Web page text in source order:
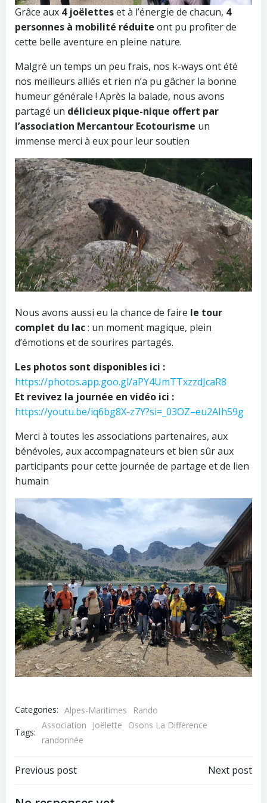
Grâce aux 4 joëletteset à l’énergie de chacun, 4
personnes à mobilité réduite ont pu profiter de
cette belle aventure en pleine nature.
Malgré un temps un peu frais, nos k-ways ont été
nos meilleurs alliés et rien n’a pu gâcher la bonne
humeur générale ! Après la balade, nous avons
partagé un délicieux pique-nique offert par
l’association Mercantour Ecotourisme un
immense merci à eux pour leur soutien
Nous avons aussi eu la chance de faire le tour
complet du lac: un moment magique, plein
d’émotions et de sourires partagés.
Les photos sont disponibles ici :
https://photos.app.goo.gl/aPY4UmTTxzzdJcaR8
Et revivez la journée en vidéo ici :
https://youtu.be/iq6bg8X-z7Y?si=_03OZ–eu2AIh59g
Merci à toutes les associations partenaires, aux
bénévoles, aux accompagnateurs et bien sûr aux
participants pour cette journée de partage et de lien
humain
Categories: Alpes-Maritimes
Rando
Tags:
Association Joëlette
Osons La Différence
randonnée
Post
Previous post Next post